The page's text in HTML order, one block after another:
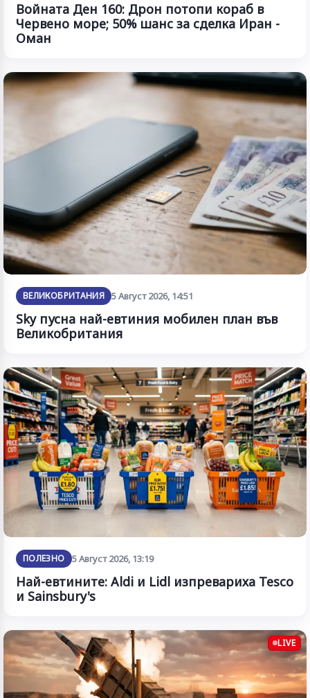
Войната Ден 160: Дрон потопи кораб в
Червено море; 50% шанс за сделка Иран -
Оман
ВЕЛИКОБРИТАНИЯ 5 Август 2026, 14:51
Sky пусна най-евтиния мобилен план във
Великобритания
ПОЛЕЗНО 5 Август 2026, 13:19
Най-евтините: Aldi и Lidl изпревариха Tesco
и Sainsbury's
LIVE